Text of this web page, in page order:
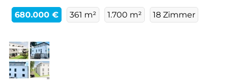
680.000 € 361 m² 1.700 m² 18 Zimmer